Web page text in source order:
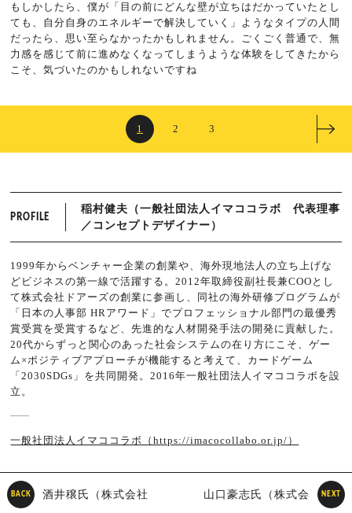
もしかしたら、僕が「目の前にどんな壁が立ちはだかっていたとし
ても、自分自身のエネルギーで解決していく」ようなタイプの人間
だったら、思い至らなかったかもしれません。ごくごく普通で、無
力感を感じて前に進めなくなってしまうような体験をしてきたから
こそ、気づいたのかもしれないですね
1 2 3
PROFILE
稲村健夫（一般社団法人イマココラボ 代表理事
／コンセプトデザイナー）
1999年からベンチャー企業の創業や、海外現地法人の立ち上げな
どビジネスの第一線で活躍する。2012年取締役副社長兼COOとし
て株式会社ドアーズの創業に参画し、同社の海外研修プログラムが
「日本の人事部 HRアワード」でプロフェッショナル部門の最優秀
賞受賞を受賞するなど、先進的な人材開発手法の開発に貢献した。
20代からずっと関心のあった社会システムの在り方にこそ、ゲー
ム×ポジティブアプローチが機能すると考えて、カードゲーム
「2030SDGs」を共同開発。2016年一般社団法人イマココラボを設
立。
一般社団法人イマココラボ（https://imacocollabo.or.jp/）
BACK 酒井穣氏（株式会社 NEXT
山口豪志氏（株式会